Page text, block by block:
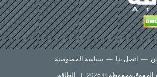
— اتصل بنا — سياسة الخصوصية
محفوظة © 2026 | الطاقة